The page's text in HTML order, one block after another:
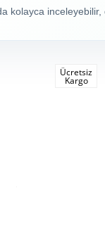
kolayca
Ücretsiz
Kargo